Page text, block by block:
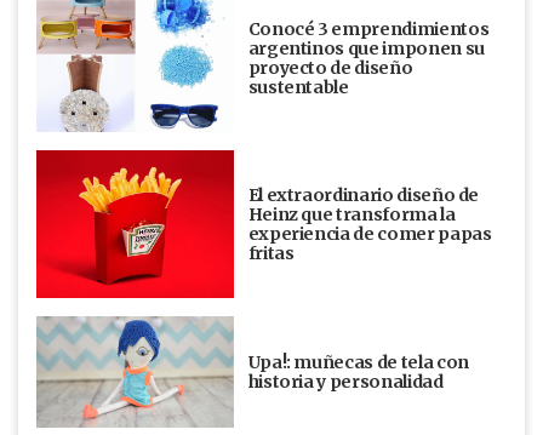
Conocé 3 emprendimientos
argentinos que imponen su
proyecto de diseño
sustentable
El extraordinario diseño de
Heinz que transforma la
experiencia de comer papas
fritas
Upa!: muñecas de tela con
historia y personalidad